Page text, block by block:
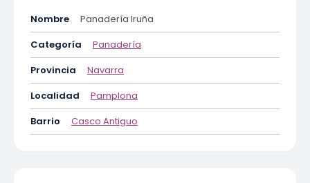
Nombre
Panadería Iruña
Categoría
Panadería
Provincia
Navarra
Localidad
Pamplona
Barrio
Casco Antiguo